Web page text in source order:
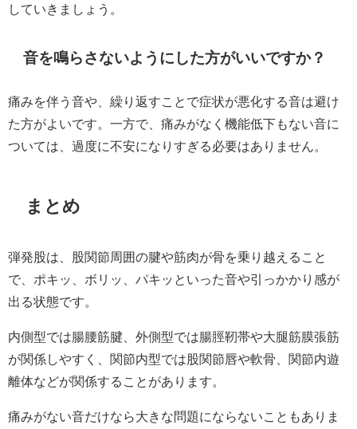
していきましょう。
音を鳴らさないようにした方がいいですか？
痛みを伴う音や、繰り返すことで症状が悪化する音は避け
た方がよいです。一方で、痛みがなく機能低下もない音に
ついては、過度に不安になりすぎる必要はありません。
まとめ
弾発股は、股関節周囲の腱や筋肉が骨を乗り越えること
で、ポキッ、ボリッ、パキッといった音や引っかかり感が
出る状態です。
内側型では腸腰筋腱、外側型では腸脛靭帯や大腿筋膜張筋
が関係しやすく、関節内型では股関節唇や軟骨、関節内遊
離体などが関係することがあります。
痛みがない音だけなら大きな問題にならないこともありま